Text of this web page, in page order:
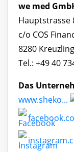
we med
Hauptstrasse
c/o COS
8280
Tel.: +49 40
Das
www.sheko...